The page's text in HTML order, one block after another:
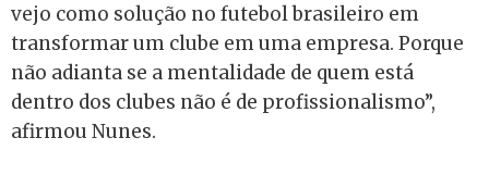
vejo como solução no futebol brasileiro em
transformar um clube em uma empresa. Porque
não adianta se a mentalidade de quem está
dentro dos clubes não é de profissionalismo”,
afirmou Nunes.